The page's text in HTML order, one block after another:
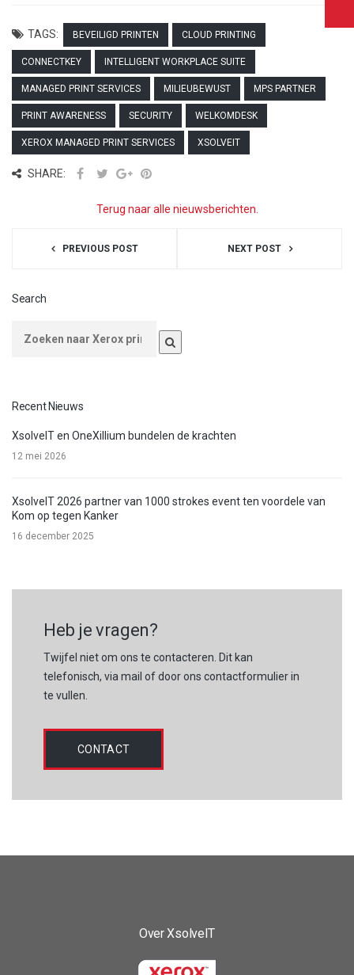
TAGS: BEVEILIGD PRINTEN CLOUD PRINTING
CONNECTKEY INTELLIGENT WORKPLACE SUITE
MANAGED PRINT SERVICES MILIEUBEWUST MPS PARTNER
PRINT AWARENESS SECURITY WELKOMDESK
XEROX MANAGED PRINT SERVICES XSOLVEIT
SHARE:
Terug naar alle nieuwsberichten.
PREVIOUS POST NEXT POST
Search
Recent Nieuws
XsolveIT en OneXillium bundelen de krachten
12 mei 2026
XsolveIT 2026 partner van 1000 strokes event ten voordele van
Kom op tegen Kanker
16 december 2025
Heb je vragen?
Twijfel niet om ons te contacteren. Dit kan
telefonisch, via mail of door ons contactformulier in
te vullen.
CONTACT
Over XsolveIT